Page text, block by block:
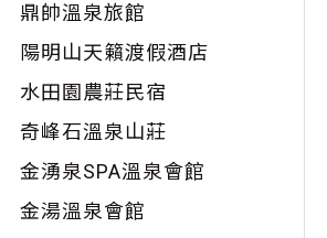
鼎帥溫泉旅館
陽明山天籟渡假酒店
水田園農莊民宿
奇峰石溫泉山莊
金湧泉SPA溫泉會館
金湯溫泉會館